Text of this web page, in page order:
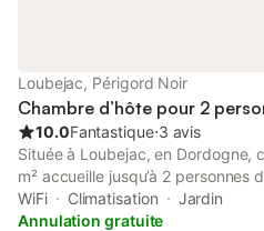
Loubejac, Périgord Noir
Chambre d’hôte pour 2
10.0Fantastique⋅3 avis
Située à Loubejac, en Dordogne,
m² accueille jusqu’à 2
avec salle de bain. Vous profiterez
et naturel, avec piscine extérieure
WiFi Climatisation
Jardin
Annulation gratuite